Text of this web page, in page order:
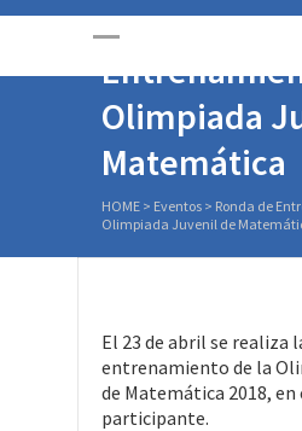
Ronda de
Olimpiada
Matemática
HOME > Eventos > Ronda de
Olimpiada Juvenil de
El 23 de abril se realiza
entrenamiento de la
de Matemática 2018, en
participante.